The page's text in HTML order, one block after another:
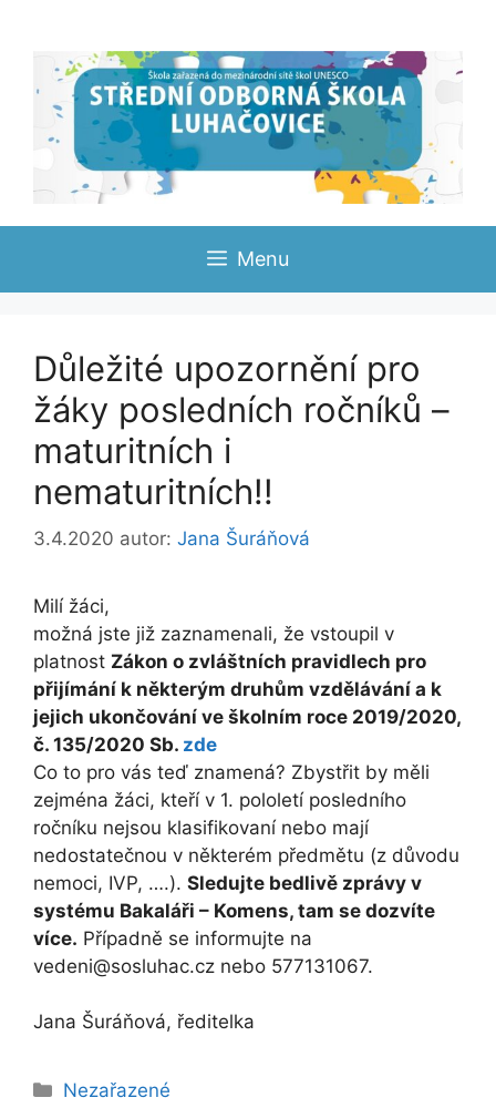
Menu
Důležité upozornění pro
žáky posledních ročníků –
maturitních i
nematuritních!!
3.4.2020 autor: Jana Šuráňová
Milí žáci,
možná jste již zaznamenali, že vstoupil v
platnost Zákon o zvláštních pravidlech pro
přijímání k některým druhům vzdělávání a k
jejich ukončování ve školním roce 2019/2020,
č. 135/2020 Sb. zde
Co to pro vás teď znamená? Zbystřit by měli
zejména žáci, kteří v 1. pololetí posledního
ročníku nejsou klasifikovaní nebo mají
nedostatečnou v některém předmětu (z důvodu
nemoci, IVP, ….). Sledujte bedlivě zprávy v
systému Bakaláři – Komens, tam se dozvíte
více. Případně se informujte na
vedeni@sosluhac.cz nebo 577131067.
Jana Šuráňová, ředitelka
Rubriky
Nezařazené